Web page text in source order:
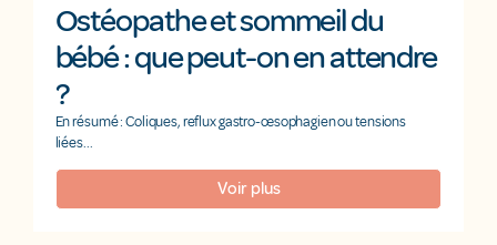
Ostéopathe et sommeil du
bébé : que peut-on en attendre
?
En résumé : Coliques, reflux gastro-œsophagien ou tensions
liées...
Voir plus